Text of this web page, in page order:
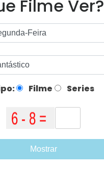
Filme Ver?
Filme Series
Mostrar